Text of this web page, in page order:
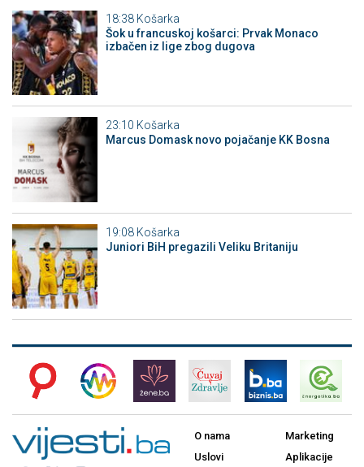
18:38 Košarka
Šok u francuskoj košarci: Prvak Monaco
izbačen iz lige zbog dugova
23:10 Košarka
Marcus Domask novo pojačanje KK Bosna
19:08 Košarka
Juniori BiH pregazili Veliku Britaniju
O nama
Uslovi
Marketing
Aplikacije